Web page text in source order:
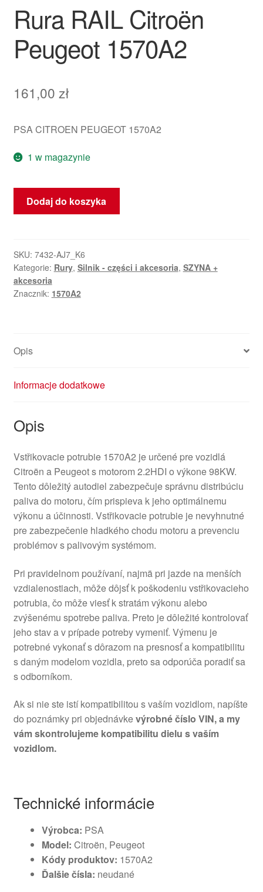
Zamówienia
Zasady i warunki
Rura RAIL Citroën
Peugeot 1570A2
161,00 zł
PSA CITROEN PEUGEOT 1570A2
1 w magazynie
ilość
Rura
Peugeot
1570A2
Dodaj do koszyka
SKU: 7432-AJ7_K6
Kategorie: Rury, Silnik - części i akcesoria, SZYNA +
akcesoria
Znacznik: 1570A2
Opis
Informacje dodatkowe
Opis
Vstřikovacie potrubie 1570A2 je určené pre vozidlá
Citroën a Peugeot s motorom 2.2HDI o výkone 98KW.
Tento dôležitý autodiel zabezpečuje správnu distribúciu
paliva do motoru, čím prispieva k jeho optimálnemu
výkonu a účinnosti. Vstřikovacie potrubie je nevyhnutné
pre zabezpečenie hladkého chodu motoru a prevenciu
problémov s palivovým systémom.
Pri pravidelnom používaní, najmä pri jazde na menších
vzdialenostiach, môže dôjsť k poškodeniu vstřikovacieho
potrubia, čo môže viesť k stratám výkonu alebo
zvýšenému spotrebe paliva. Preto je dôležité kontrolovať
jeho stav a v prípade potreby vymeniť. Výmenu je
potrebné vykonať s dôrazom na presnosť a kompatibilitu
s daným modelom vozidla, preto sa odporúča poradiť sa
s odborníkom.
Ak si nie ste istí kompatibilitou s vaším vozidlom, napíšte
do poznámky pri objednávkevýrobné číslo VIN, a my
vám skontrolujeme kompatibilitu dielu s vaším
vozidlom.
Technické informácie
Výrobca: PSA
Model: Citroën, Peugeot
Kódy produktov: 1570A2
Ďalšie čísla: neudané